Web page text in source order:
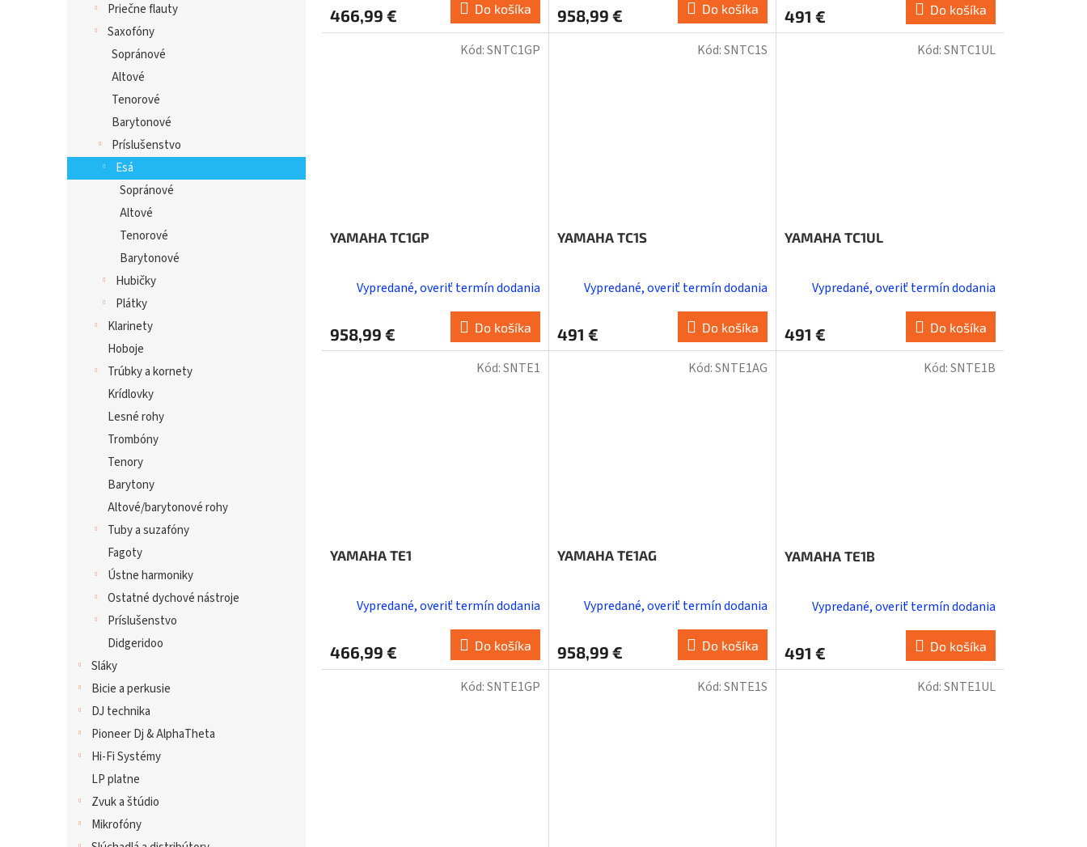
Priečne flauty
Saxofóny
Sopránové
Altové
Tenorové
Barytonové
Príslušenstvo
Esá
Sopránové
Altové
Tenorové
Barytonové
Hubičky
Plátky
Klarinety
Hoboje
Trúbky a kornety
Krídlovky
Lesné rohy
Trombóny
Tenory
Barytony
Altové/barytonové rohy
Tuby a suzafóny
Fagoty
Ústne harmoniky
Ostatné dychové nástroje
Príslušenstvo
Didgeridoo
Sláky
Bicie a perkusie
DJ technika
Pioneer Dj & AlphaTheta
Hi-Fi Systémy
LP platne
Zvuk a štúdio
Mikrofóny
466,99 € Do košíka 958,99 € Do košíka 491 € Do košíka
YAMAHA TC1GP
Vypredané, overiť termín dodania
958,99 € Do košíka
Kód:SNTC1GP
YAMAHA TC1S
Vypredané, overiť termín dodania
491 € Do košíka
Kód:SNTC1S
YAMAHA TC1UL
Vypredané, overiť termín dodania
491 € Do košíka
Kód:SNTC1UL
YAMAHA TE1
Vypredané, overiť termín dodania
466,99 € Do košíka
Kód:SNTE1
YAMAHA TE1AG
Vypredané, overiť termín dodania
958,99 € Do košíka
Kód:SNTE1AG
YAMAHA TE1B
Vypredané, overiť termín dodania
491 € Do košíka
Kód:SNTE1B
Kód:SNTE1GP Kód:SNTE1S Kód:SNTE1UL